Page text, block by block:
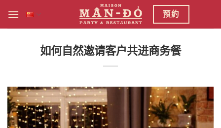
内
預約
如何自然邀请客户共进商务餐